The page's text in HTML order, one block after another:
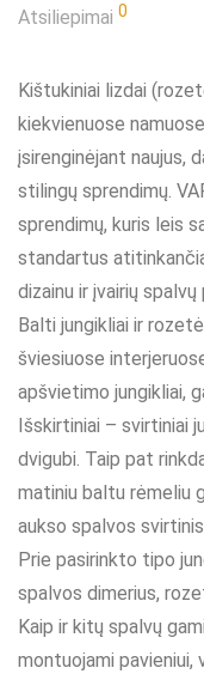
Atsiliepimai 0
Kištukiniai lizdai
kiekvienuose
įsirenginėjant naujus,
stilingų sprendimų.
sprendimų, kuris leis
standartus
dizainu ir įvairių spalvų
Balti jungikliai ir
šviesiuose
apšvietimo jungikliai,
Išskirtiniai – svirtiniai
dvigubi. Taip pat
matiniu baltu rėmeliu
aukso spalvos
Prie pasirinkto tipo
spalvos dimerius,
Kaip ir kitų spalvų
montuojami